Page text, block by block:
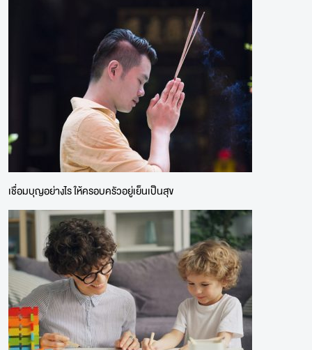
เชื่อมบุญอย่างไร ให้ครอบครัวอยู่เย็นเป็นสุข